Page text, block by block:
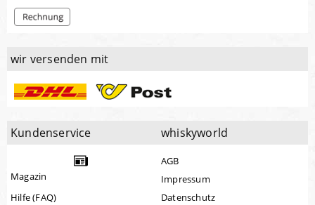
wir versenden mit
Kundenservice
Magazin
Hilfe (FAQ)
whiskyworld
AGB
Impressum
Datenschutz